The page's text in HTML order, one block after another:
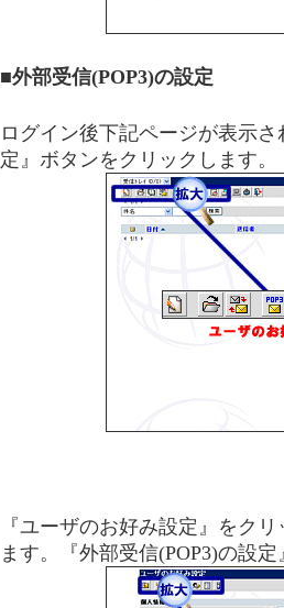
■外部受信(POP3)の設定
ログイン後下記ページが表示
定』ボタンをクリックします。
『ユーザのお好み設定』をク
ます。『外部受信(POP3)の設